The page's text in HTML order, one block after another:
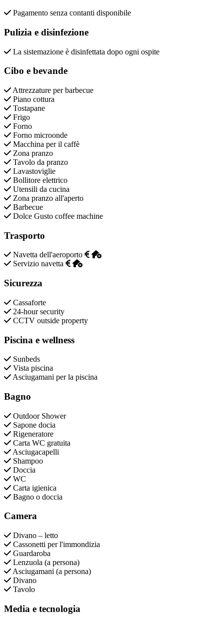
Pagamento senza contanti disponibile
Pulizia e disinfezione
La sistemazione è disinfettata dopo ogni ospite
Cibo e bevande
Attrezzature per barbecue
Piano cottura
Tostapane
Frigo
Forno
Forno microonde
Macchina per il caffè
Zona pranzo
Tavolo da pranzo
Lavastoviglie
Bollitore elettrico
Utensili da cucina
Zona pranzo all'aperto
Barbecue
Dolce Gusto coffee machine
Trasporto
Navetta dell'aeroporto
Servizio navetta
Sicurezza
Cassaforte
24-hour security
CCTV outside property
Piscina e wellness
Sunbeds
Vista piscina
Asciugamani per la piscina
Bagno
Outdoor Shower
Sapone docia
Rigeneratore
Carta WC gratuita
Asciugacapelli
Shampoo
Doccia
WC
Carta igienica
Bagno o doccia
Camera
Divano – letto
Cassonetti per l'immondizia
Guardaroba
Lenzuola (a persona)
Asciugamani (a persona)
Divano
Tavolo
Media e tecnologia